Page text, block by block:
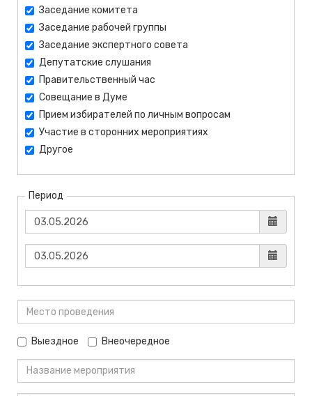
Заседание комитета
Заседание рабочей группы
Заседание экспертного совета
Депутатские слушания
Правительственный час
Совещание в Думе
Прием избирателей по личным вопросам
Участие в сторонних мероприятиях
Другое
Период
Выездное Внеочередное